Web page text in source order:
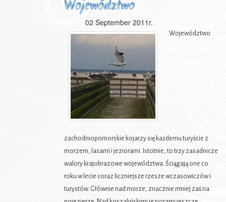
Województwo
zachodniopomorskie
02 September 2011r.
Województwo
zachodniopomorskie kojarzy się każdemu turyście z
morzem, lasami i jeziorami. Istotnie, to trzy zasadnicze
walory krajobrazowe województwa. Ściągają one co
roku w lecie coraz liczniejsze rzesze wczasowiczów i
turystów. Głównie nad morze, znacznie mniej zaś na